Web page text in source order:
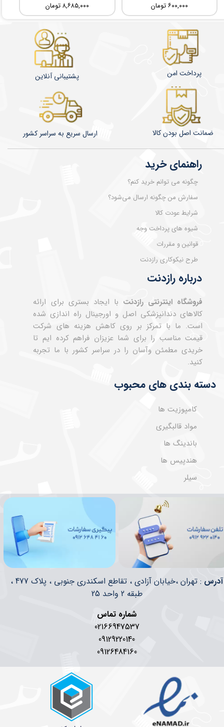
۸,۶۸۵,۰۰۰ تومان ۶۰۰,۰۰۰ تومان
درباره رازدنت
فروشگاه اینترنتی رازدنت با ایجاد بستری برای ارائه
کالاهای دندانپزشکی اصل و اورجینال راه اندازی شده
است. ما با تمرکز بر روی کاهش هزینه های شرکت
قیمت مناسب را برای شما عزیزان فراهم کرده ایم تا
خریدی مطمئن وآسان را در سراسر کشور با ما تجربه
کنید.
راهنمای خرید
چگونه می توانم خرید کنم؟
سفارش من چگونه ارسال می‌شود؟
شرایط عودت کالا
شیوه های پرداخت وجه
قوانین و مقررات
طرح نیکوکاری رازدنت
دسته بندی های محبوب
کامپوزیت ها
مواد قالبگیری
باندینگ ها
هندپیس ها
سیلر
​​آدرس
: تهران ،خیابان آزادی ، تقاطع اسکندری جنوبی ، پلاک 477 ،
طبقه 2 واحد 25
شماره تماس
02166947537
09129220140
09126484160
​​​​ارسال سریع به سراسر کشور ضمانت اصل بودن کالا
پشتیبانی آنلاین پرداخت امن